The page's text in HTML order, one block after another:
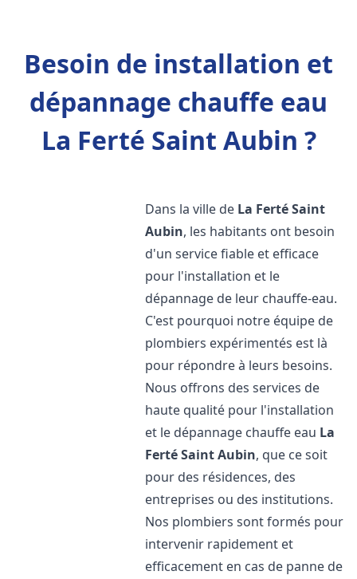
Besoin de installation et
dépannage chauffe eau
La Ferté Saint Aubin ?
Dans la ville de La Ferté Saint
Aubin, les habitants ont besoin
d'un service fiable et efficace
pour l'installation et le
dépannage de leur chauffe-eau.
C'est pourquoi notre équipe de
plombiers expérimentés est là
pour répondre à leurs besoins.
Nous offrons des services de
haute qualité pour l'installation
et le dépannage chauffe eau La
Ferté Saint Aubin, que ce soit
pour des résidences, des
entreprises ou des institutions.
Nos plombiers sont formés pour
intervenir rapidement et
efficacement en cas de panne de